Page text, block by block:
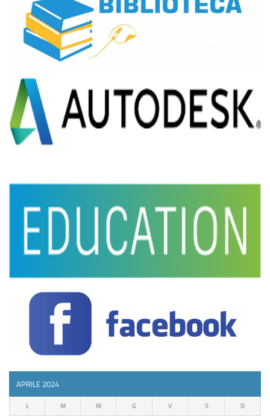
APRILE 2024
L M M G V S D